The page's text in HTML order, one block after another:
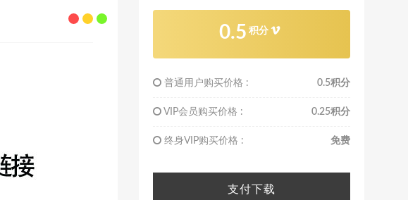
0.5 积分
普通用户购买价格 : 0.5积分
VIP会员购买价格 : 0.25积分
终身VIP购买价格 : 免费
支付下载